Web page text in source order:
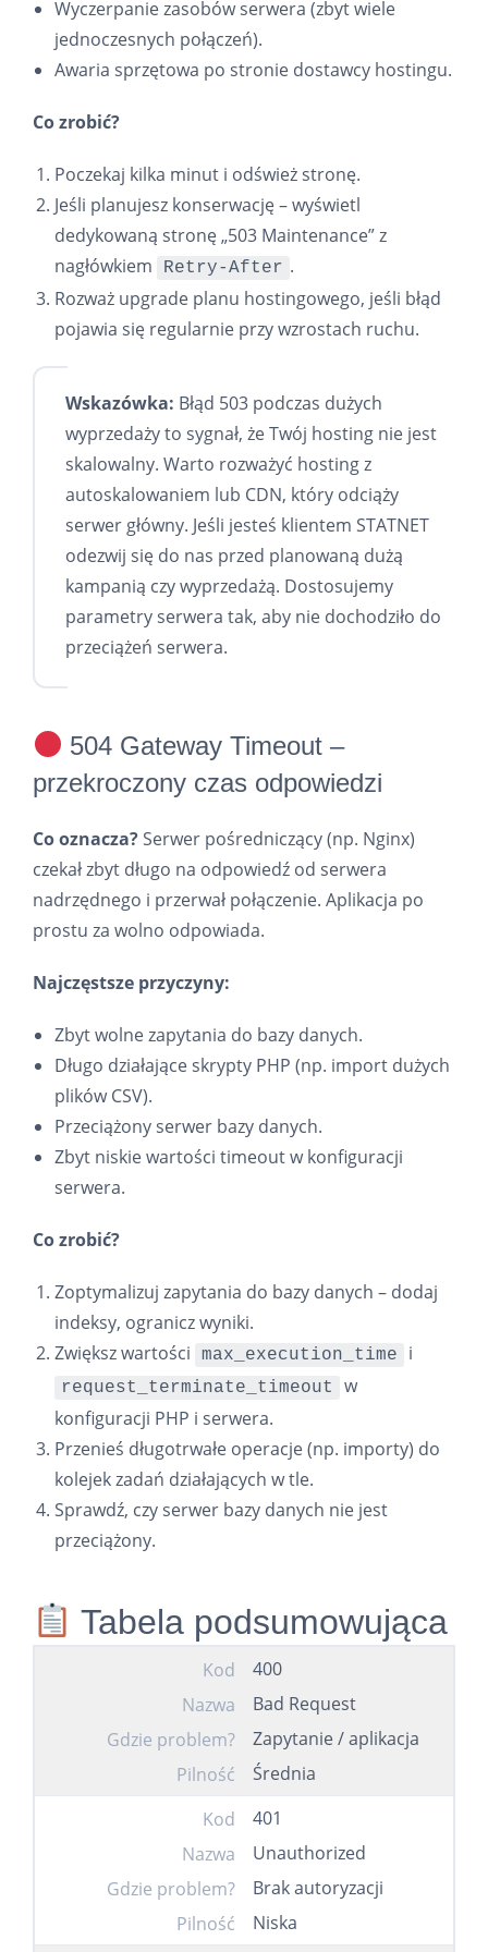
Wyczerpanie zasobów serwera (zbyt wiele
jednoczesnych połączeń).
Awaria sprzętowa po stronie dostawcy hostingu.
Co zrobić?
Poczekaj kilka minut i odśwież stronę.
Jeśli planujesz konserwację – wyświetl
dedykowaną stronę „503 Maintenance” z
nagłówkiem
Retry-After .
Rozważ upgrade planu hostingowego, jeśli błąd
pojawia się regularnie przy wzrostach ruchu.
Wskazówka: Błąd 503 podczas dużych
wyprzedaży to sygnał, że Twój hosting nie jest
skalowalny. Warto rozważyć hosting z
autoskalowaniem lub CDN, który odciąży
serwer główny. Jeśli jesteś klientem STATNET
odezwij się do nas przed planowaną dużą
kampanią czy wyprzedażą. Dostosujemy
parametry serwera tak, aby nie dochodziło do
przeciążeń serwera.
504 Gateway Timeout –
przekroczony czas odpowiedzi
Co oznacza?Serwer pośredniczący (np. Nginx)
czekał zbyt długo na odpowiedź od serwera
nadrzędnego i przerwał połączenie. Aplikacja po
prostu za wolno odpowiada.
Najczęstsze przyczyny:
Zbyt wolne zapytania do bazy danych.
Długo działające skrypty PHP (np. import dużych
plików CSV).
Przeciążony serwer bazy danych.
Zbyt niskie wartości timeout w konfiguracji
serwera.
Co zrobić?
Zoptymalizuj zapytania do bazy danych – dodaj
indeksy, ogranicz wyniki.
Zwiększ wartości
max_execution_time i
request_terminate_timeout
w
konfiguracji PHP i serwera.
Przenieś długotrwałe operacje (np. importy) do
kolejek zadań działających w tle.
Sprawdź, czy serwer bazy danych nie jest
przeciążony.
Tabela podsumowująca
Kod
400
Nazwa
Bad Request
Gdzie problem?
Zapytanie / aplikacja
Pilność
Średnia
Kod
401
Nazwa
Unauthorized
Gdzie problem?
Brak autoryzacji
Pilność
Niska